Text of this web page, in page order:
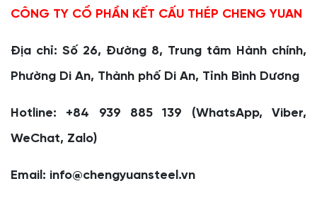
CÔNG TY CỔ PHẦN KẾT CẤU THÉP CHENG YUAN
Địa chỉ: Số 26, Đường 8, Trung tâm Hành chính,
Phường Di An, Thành phố Di An, Tỉnh Bình Dương
Hotline: +84 939 885 139 (WhatsApp, Viber,
WeChat, Zalo)
Email: info@chengyuansteel.vn